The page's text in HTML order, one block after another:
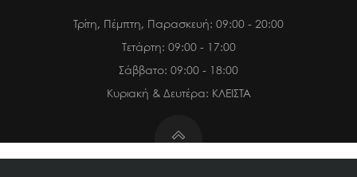
Τρίτη, Πέμπτη, Παρασκευή: 09:00 - 20:00
Τετάρτη: 09:00 - 17:00
Σάββατο: 09:00 - 18:00
Κυριακή & Δευτέρα: ΚΛΕΙΣΤΑ